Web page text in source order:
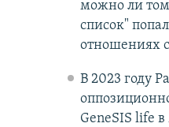
можно ли
список"
отношениях
В 2023 году
GeneSIS life